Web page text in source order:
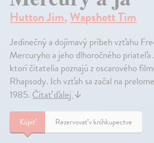
Hutton Jim,Wapshott Tim
Jedinečný a dojímavý príbeh vzťahu
Mercuryho a jeho dlhoročného
ktorí čitatelia poznajú z oscarového
Rhapsody. Ich vzťah sa začal na
1985.Čítať ďalej↓
Kúpiť Rezervovať v kníhkupectve